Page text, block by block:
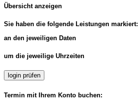
Übersicht anzeigen
Sie haben die folgende Leistungen markiert:
an den jeweiligen Daten
um die jeweilige Uhrzeiten
login prüfen
Termin mit Ihrem Konto buchen: